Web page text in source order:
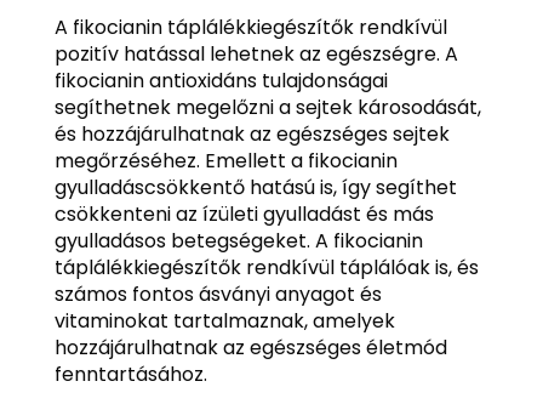
A fikocianin táplálékkiegészítők rendkívül
pozitív hatással lehetnek az egészségre. A
fikocianin antioxidáns tulajdonságai
segíthetnek megelőzni a sejtek károsodását,
és hozzájárulhatnak az egészséges sejtek
megőrzéséhez. Emellett a fikocianin
gyulladáscsökkentő hatású is, így segíthet
csökkenteni az ízületi gyulladást és más
gyulladásos betegségeket. A fikocianin
táplálékkiegészítők rendkívül táplálóak is, és
számos fontos ásványi anyagot és
vitaminokat tartalmaznak, amelyek
hozzájárulhatnak az egészséges életmód
fenntartásához.